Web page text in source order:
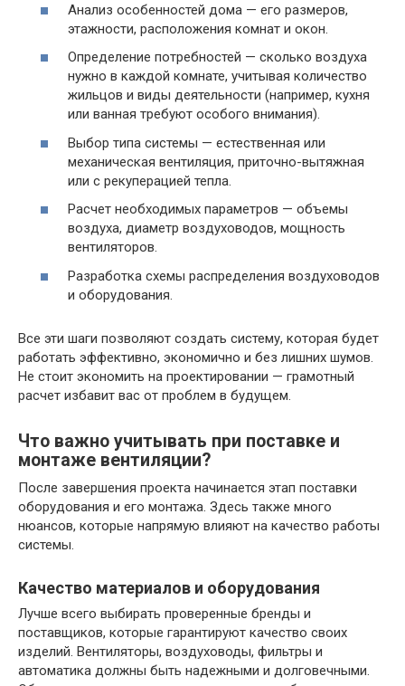
Анализ особенностей дома — его размеров,
этажности, расположения комнат и окон.
Определение потребностей — сколько воздуха
нужно в каждой комнате, учитывая количество
жильцов и виды деятельности (например, кухня
или ванная требуют особого внимания).
Выбор типа системы — естественная или
механическая вентиляция, приточно-вытяжная
или с рекуперацией тепла.
Расчет необходимых параметров — объемы
воздуха, диаметр воздуховодов, мощность
вентиляторов.
Разработка схемы распределения воздуховодов
и оборудования.
Все эти шаги позволяют создать систему, которая будет
работать эффективно, экономично и без лишних шумов.
Не стоит экономить на проектировании — грамотный
расчет избавит вас от проблем в будущем.
Что важно учитывать при поставке и
монтаже вентиляции?
После завершения проекта начинается этап поставки
оборудования и его монтажа. Здесь также много
нюансов, которые напрямую влияют на качество работы
системы.
Качество материалов и оборудования
Лучше всего выбирать проверенные бренды и
поставщиков, которые гарантируют качество своих
изделий. Вентиляторы, воздуховоды, фильтры и
автоматика должны быть надежными и долговечными.